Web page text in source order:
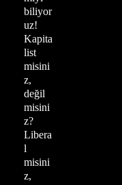
biliyor
uz!
Kapita
list
misini
z,
değil
misini
z?
Libera
l
misini
z,